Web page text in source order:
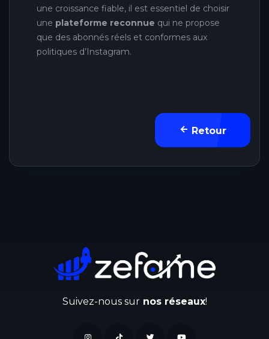
une croissance fiable, il est essentiel de choisir
une plateforme reconnue qui ne propose
que des abonnés réels et conformes aux
politiques d’Instagram.
Retour
Suivez-nous surnos réseaux!